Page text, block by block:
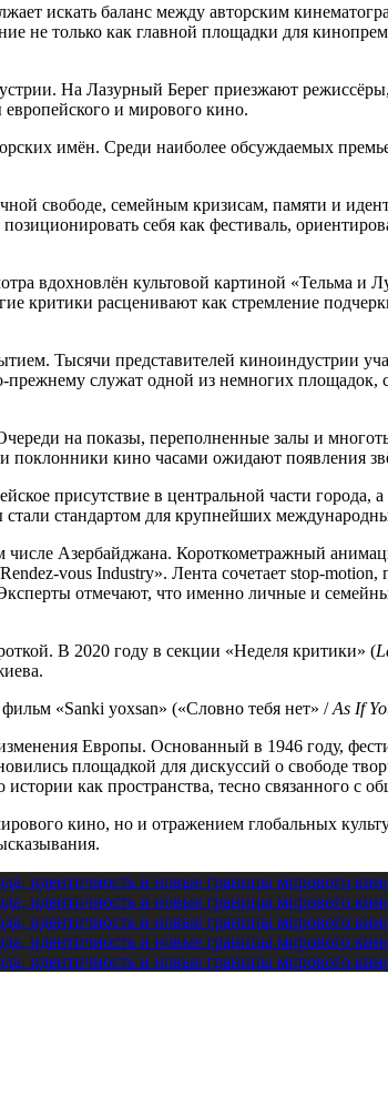
искать баланс между авторским
не только как главной площадки для
На Лазурный Берег приезжают
и мирового кино.
имён. Среди наиболее обсуждаемых
свободе, семейным кризисам, памяти и
себя как фестиваль,
вдохновлён культовой картиной «Тельма и
критики расценивают как стремление
Тысячи представителей киноиндустрии
служат одной из немногих площадок,
на показы, переполненные залы и
поклонники кино часами ожидают появления
присутствие в центральной части
стандартом для крупнейших
числе Азербайджана. Короткометражный
vous Industry». Лента сочетает stop-
отмечают, что именно личные и
В 2020 году в секции «Неделя критики» (
фильм «Sanki yoxsan» («Словно тебя нет» /As If
Европы. Основанный в 1946 году,
площадкой для дискуссий о свободе
как пространства, тесно связанного с
кино, но и отражением глобальных